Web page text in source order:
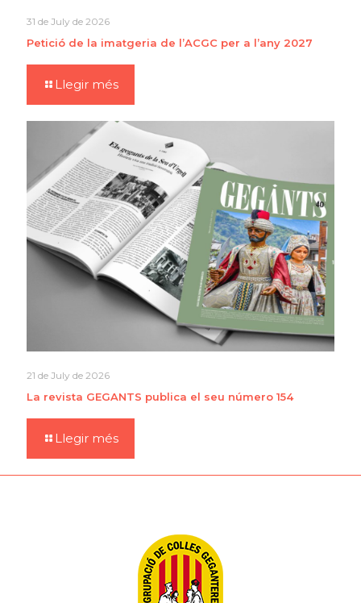
31 de July de 2026
Petició de la imatgeria de l’ACGC per a l’any 2027
Llegir més
21 de July de 2026
La revista GEGANTS publica el seu número 154
Llegir més